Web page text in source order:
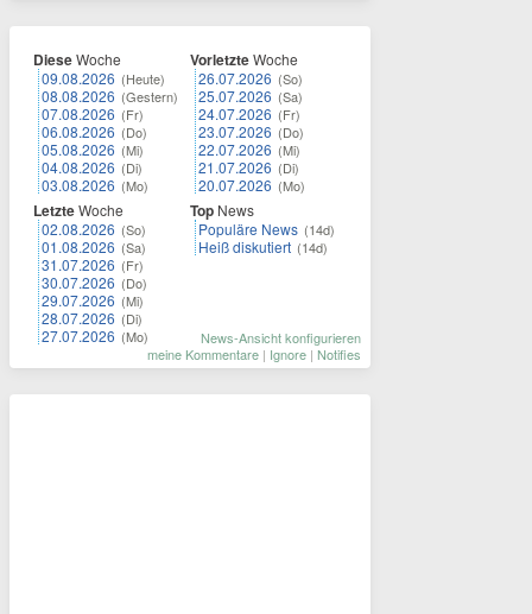
DieseWoche
09.08.2026 (Heute)
08.08.2026 (Gestern)
07.08.2026 (Fr)
06.08.2026 (Do)
05.08.2026 (Mi)
04.08.2026 (Di)
03.08.2026 (Mo)
LetzteWoche
02.08.2026 (So)
01.08.2026 (Sa)
31.07.2026 (Fr)
30.07.2026 (Do)
29.07.2026 (Mi)
28.07.2026 (Di)
27.07.2026 (Mo)
VorletzteWoche
26.07.2026 (So)
25.07.2026 (Sa)
24.07.2026 (Fr)
23.07.2026 (Do)
22.07.2026 (Mi)
21.07.2026 (Di)
20.07.2026 (Mo)
Top News
Populäre News (14d)
Heiß diskutiert (14d)
News-Ansicht konfigurieren
meine Kommentare | Ignore | Notifies